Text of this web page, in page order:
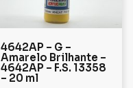
4642AP – G –
Amarelo Brilhante –
4642AP – F.S. 13358
– 20 ml